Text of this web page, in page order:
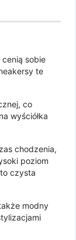
sobie
te
co
wyściółka
chodzenia,
poziom
czysta
modny